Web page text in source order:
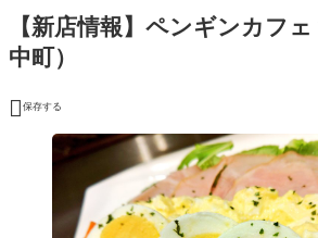
【新店情報】ペンギンカフ
中町）
 保存する